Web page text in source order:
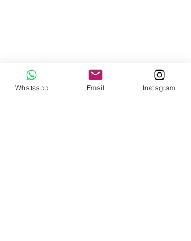
(+507) 374-9297
(+507) 374-9298
Whatsapp Email Instagram